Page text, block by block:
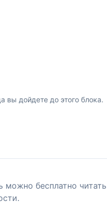
вы дойдете до этого блока.
бесплатно